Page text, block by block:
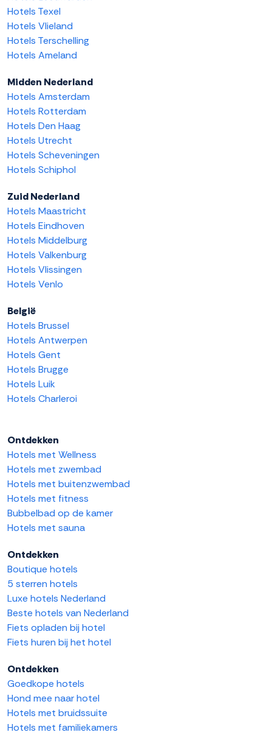
Hotels Texel
Hotels Vlieland
Hotels Terschelling
Hotels Ameland
Midden Nederland
Hotels Amsterdam
Hotels Rotterdam
Hotels Den Haag
Hotels Utrecht
Hotels Scheveningen
Hotels Schiphol
Zuid Nederland
Hotels Maastricht
Hotels Eindhoven
Hotels Middelburg
Hotels Valkenburg
Hotels Vlissingen
Hotels Venlo
België
Hotels Brussel
Hotels Antwerpen
Hotels Gent
Hotels Brugge
Hotels Luik
Hotels Charleroi
Ontdekken
Hotels met Wellness
Hotels met zwembad
Hotels met buitenzwembad
Hotels met fitness
Bubbelbad op de kamer
Hotels met sauna
Ontdekken
Boutique hotels
5 sterren hotels
Luxe hotels Nederland
Beste hotels van Nederland
Fiets opladen bij hotel
Fiets huren bij het hotel
Ontdekken
Goedkope hotels
Hond mee naar hotel
Hotels met bruidssuite
Hotels met familiekamers